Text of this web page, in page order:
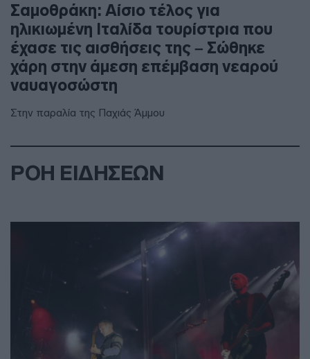
Σαμοθράκη: Αίσιο τέλος για
ηλικιωμένη Ιταλίδα τουρίστρια που
έχασε τις αισθήσεις της – Σώθηκε
χάρη στην άμεση επέμβαση νεαρού
ναυαγοσώστη
Στην παραλία της Παχιάς Άμμου
ΡΟΗ ΕΙΔΗΣΕΩΝ